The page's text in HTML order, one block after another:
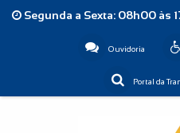
Segunda a Sexta: 08h00 às
Ouvidoria
Portal da